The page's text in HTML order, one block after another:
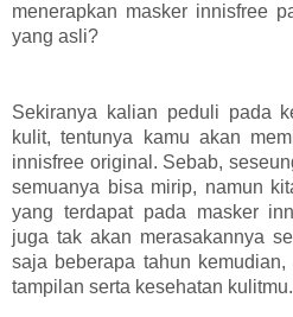
menerapkan masker innisfree
yang asli?
Sekiranya kalian peduli pada
kulit, tentunya kamu akan
innisfree original. Sebab,
semuanya bisa mirip, namun
yang terdapat pada masker
juga tak akan merasakannya
saja beberapa tahun
tampilan serta kesehatan kulitmu.